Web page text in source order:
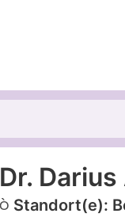
Dr.
Standort(e):